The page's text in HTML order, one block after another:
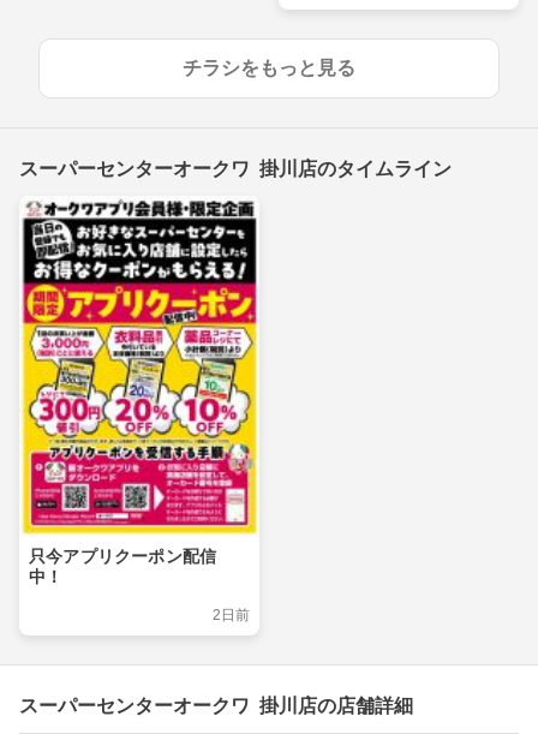
チラシをもっと見る
スーパーセンターオークワ 掛川店のタイムライン
只今アプリクーポン配信
中！
2日前
スーパーセンターオークワ 掛川店の店舗詳細